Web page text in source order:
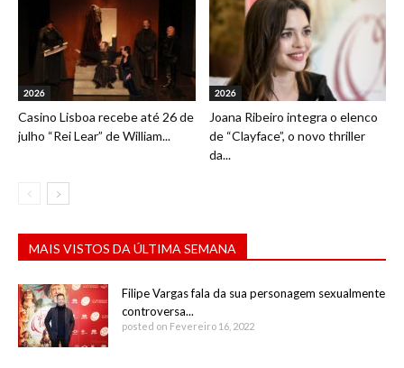
2026
Casino Lisboa recebe até 26 de
julho “Rei Lear” de William...
2026
Joana Ribeiro integra o elenco
de “Clayface”, o novo thriller
da...
MAIS VISTOS DA ÚLTIMA SEMANA
Filipe Vargas fala da sua personagem sexualmente
controversa...
posted on Fevereiro 16, 2022